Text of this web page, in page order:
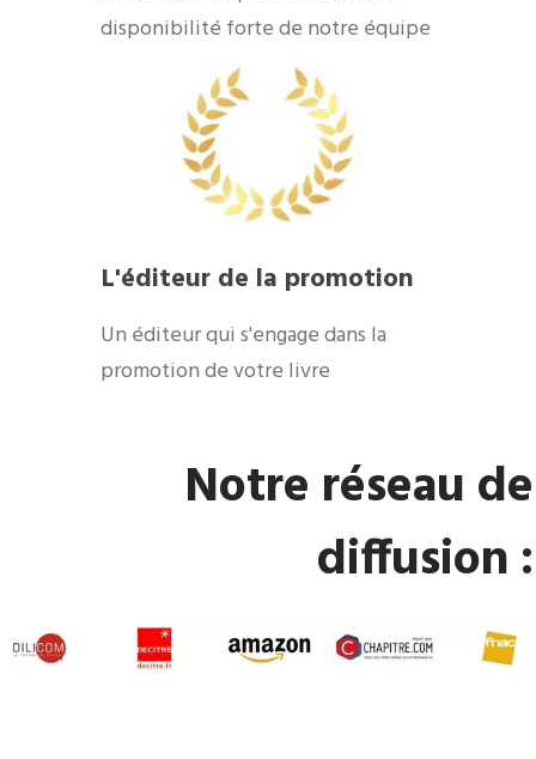
disponibilité forte de notre équipe
​L'éditeur de la promotion
​Un éditeur qui s'engage dans la
promotion de votre livre
​Notre réseau de
diffusion :